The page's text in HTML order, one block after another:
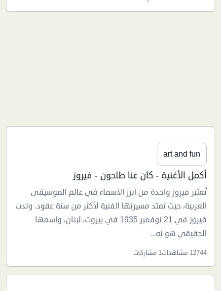
art and fun
أكمل الأغنية - كان عنا طاحون - فيروز
تُعتبر فيروز واحدة من أبرز الأسماء في عالم الموسيقى
العربية، حيث تمتد مسيرتها الفنية لأكثر من ستة عقود. ولدت
فيروز في 21 نوفمبر 1935 في بيروت، لبنان، واسمها
الحقيقي هو نه...
12744 مشاهدات 1 مشاركات